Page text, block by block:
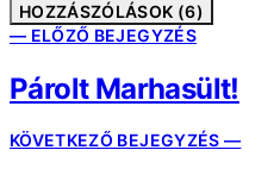
HOZZÁSZÓLÁSOK (6)
— ELŐZŐ BEJEGYZÉS
Párolt Marhasült!
KÖVETKEZŐ BEJEGYZÉS —